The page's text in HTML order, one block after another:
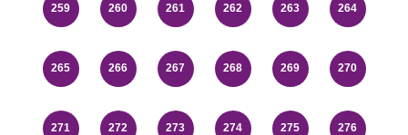
259 260 261 262 263 264
265 266 267 268 269 270
271 272 273 274 275 276